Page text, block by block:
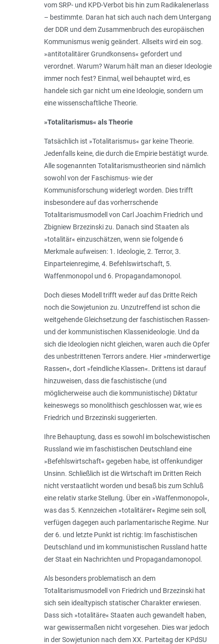
vom SRP- und KPD-Verbot bis hin zum Radikalenerlass
– bestimmte. Daran hat sich auch nach dem Untergang
der DDR und dem Zusammenbruch des europäischen
Kommunismus wenig geändert. Allseits wird ein sog.
»antitotalitärer Grundkonsens« gefordert und
verordnet. Warum? Warum hält man an dieser Ideologie
immer noch fest? Einmal, weil behauptet wird, es
handele sich gar nicht um eine Ideologie, sondern um
eine wissenschaftliche Theorie.
»Totalitarismus« als Theorie
Tatsächlich ist »Totalitarismus« gar keine Theorie.
Jedenfalls keine, die durch die Empirie bestätigt wurde.
Alle sogenannten Totalitarismustheorien sind nämlich
sowohl von der Faschismus- wie der
Kommunisforschung widerlegt worden. Dies trifft
insbesondere auf das vorherrschende
Totalitarismusmodell von Carl Joachim Friedrich und
Zbigniew Brzezinski zu. Danach sind Staaten als
»totalitär« einzuschätzen, wenn sie folgende 6
Merkmale aufweisen: 1. Ideologie, 2. Terror, 3.
Einparteienregime, 4. Befehlswirtschaft, 5.
Waffenmonopol und 6. Propagandamonopol.
Doch dieses Modell trifft weder auf das Dritte Reich
noch die Sowjetunion zu. Unzutreffend ist schon die
weitgehende Gleichsetzung der faschistischen Rassen-
und der kommunistischen Klassenideologie. Und da
sich die Ideologien nicht gleichen, waren auch die Opfer
des unbestrittenen Terrors andere. Hier »minderwertige
Rassen«, dort »feindliche Klassen«. Drittens ist darauf
hinzuweisen, dass die faschistische (und
möglicherweise auch die kommunistische) Diktatur
keineswegs so monolithisch geschlossen war, wie es
Friedrich und Brzezinski suggerierten.
Ihre Behauptung, dass es sowohl im bolschewistischen
Russland wie im faschistischen Deutschland eine
»Befehlswirtschaft« gegeben habe, ist offenkundiger
Unsinn. Schließlich ist die Wirtschaft im Dritten Reich
nicht verstaatlicht worden und besaß bis zum Schluß
eine relativ starke Stellung. Über ein »Waffenmonopol«,
was das 5. Kennzeichen »totalitärer« Regime sein soll,
verfügen dagegen auch parlamentarische Regime. Nur
der 6. und letzte Punkt ist richtig: Im faschistischen
Deutschland und im kommunistischen Russland hatte
der Staat ein Nachrichten und Propagandamonopol.
Als besonders problematisch an dem
Totalitarismusmodell von Friedrich und Brzezinski hat
sich sein idealtypisch statischer Charakter erwiesen.
Dass sich »totalitäre« Staaten auch gewandelt haben,
war gewissermaßen nicht vorgesehen. Dies war jedoch
in der Sowjetunion nach dem XX. Parteitag der KPdSU